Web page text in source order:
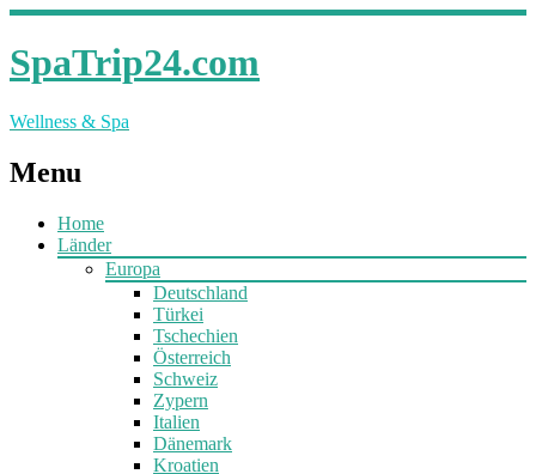
SpaTrip24.com
Wellness & Spa
Menu
Home
Länder
Europa
Deutschland
Türkei
Tschechien
Österreich
Schweiz
Zypern
Italien
Dänemark
Kroatien